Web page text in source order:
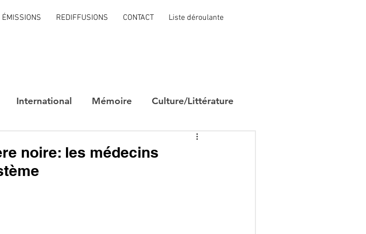
ÉMISSIONS REDIFFUSIONS CONTACT Liste déroulante
International Mémoire Culture/Littérature
noire: les médecins